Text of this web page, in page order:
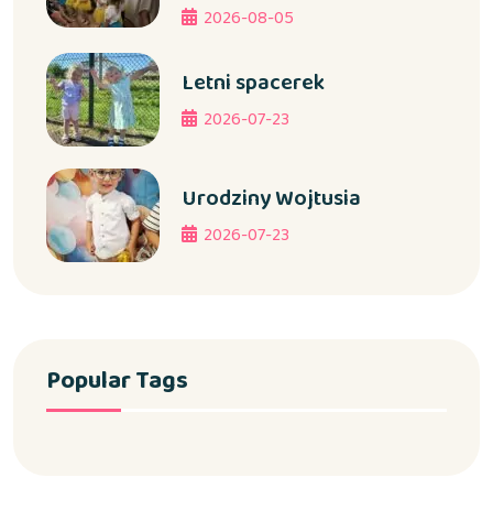
2026-08-05
Letni spacerek
2026-07-23
Urodziny Wojtusia
2026-07-23
Popular Tags